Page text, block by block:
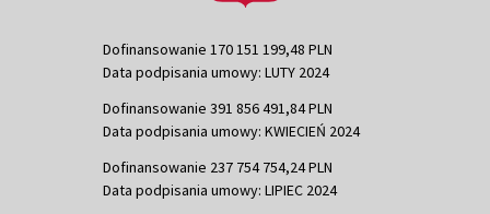
Dofinansowanie 170 151 199,48 PLN
Data podpisania umowy: LUTY 2024
Dofinansowanie 391 856 491,84 PLN
Data podpisania umowy: KWIECIEŃ 2024
Dofinansowanie 237 754 754,24 PLN
Data podpisania umowy: LIPIEC 2024